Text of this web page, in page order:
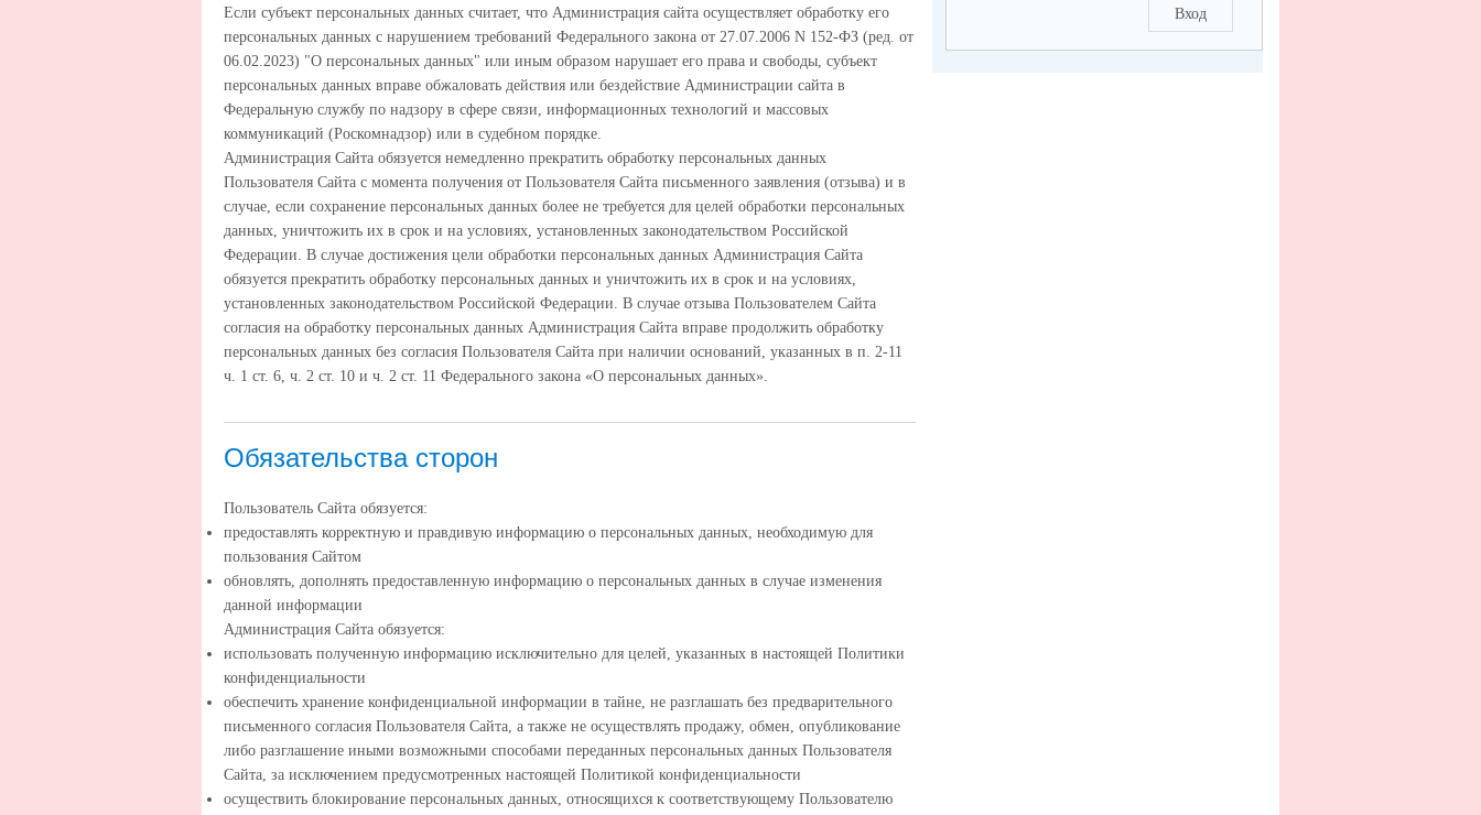
Если субъект персональных данных считает, что Администрация сайта осуществляет обработку его
персональных данных с нарушением требований Федерального закона от 27.07.2006 N 152-ФЗ (ред. от
06.02.2023) "О персональных данных" или иным образом нарушает его права и свободы, субъект
персональных данных вправе обжаловать действия или бездействие Администрации сайта в
Федеральную службу по надзору в сфере связи, информационных технологий и массовых
коммуникаций (Роскомнадзор) или в судебном порядке.
Администрация Сайта обязуется немедленно прекратить обработку персональных данных
Пользователя Сайта с момента получения от Пользователя Сайта письменного заявления (отзыва) и в
случае, если сохранение персональных данных более не требуется для целей обработки персональных
данных, уничтожить их в срок и на условиях, установленных законодательством Российской
Федерации. В случае достижения цели обработки персональных данных Администрация Сайта
обязуется прекратить обработку персональных данных и уничтожить их в срок и на условиях,
установленных законодательством Российской Федерации. В случае отзыва Пользователем Сайта
согласия на обработку персональных данных Администрация Сайта вправе продолжить обработку
персональных данных без согласия Пользователя Сайта при наличии оснований, указанных в п. 2-11
ч. 1 ст. 6, ч. 2 ст. 10 и ч. 2 ст. 11 Федерального закона «О персональных данных».
Обязательства сторон
Пользователь Сайта обязуется:
предоставлять корректную и правдивую информацию о персональных данных, необходимую для
пользования Сайтом
обновлять, дополнять предоставленную информацию о персональных данных в случае изменения
данной информации
Администрация Сайта обязуется:
использовать полученную информацию исключительно для целей, указанных в настоящей Политики
конфиденциальности
обеспечить хранение конфиденциальной информации в тайне, не разглашать без предварительного
письменного согласия Пользователя Сайта, а также не осуществлять продажу, обмен, опубликование
либо разглашение иными возможными способами переданных персональных данных Пользователя
Сайта, за исключением предусмотренных настоящей Политикой конфиденциальности
осуществить блокирование персональных данных, относящихся к соответствующему Пользователю
Вход